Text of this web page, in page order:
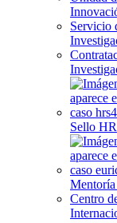
Servicio
Sello
Centro